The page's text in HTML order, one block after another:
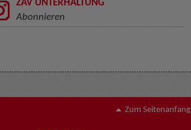
ZAV UNTERHALTUNG
Abonnieren
Zum Seitenanfang